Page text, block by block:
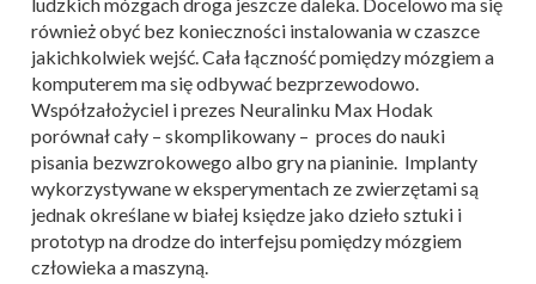
również obyć bez konieczności instalowania w czaszce
jakichkolwiek wejść. Cała łączność pomiędzy mózgiem a
komputerem ma się odbywać bezprzewodowo.
Współzałożyciel i prezes Neuralinku Max Hodak
porównał cały – skomplikowany – proces do nauki
pisania bezwzrokowego albo gry na pianinie. Implanty
wykorzystywane w eksperymentach ze zwierzętami są
jednak określane w białej księdze jako dzieło sztuki i
prototyp na drodze do interfejsu pomiędzy mózgiem
człowieka a maszyną.